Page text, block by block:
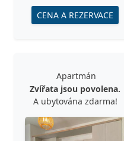
CENA A REZERVACE
Apartmán
Zvířata jsou povolena.
A ubytována zdarma!